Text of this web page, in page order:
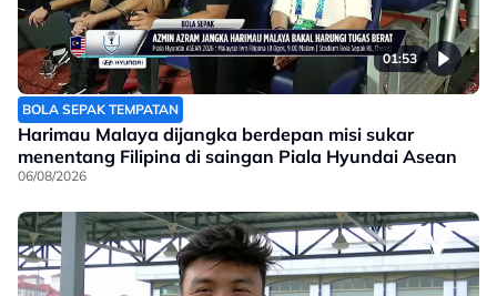
01:53
BOLA SEPAK TEMPATAN
Harimau Malaya dijangka berdepan misi sukar
menentang Filipina di saingan Piala Hyundai Asean
06/08/2026